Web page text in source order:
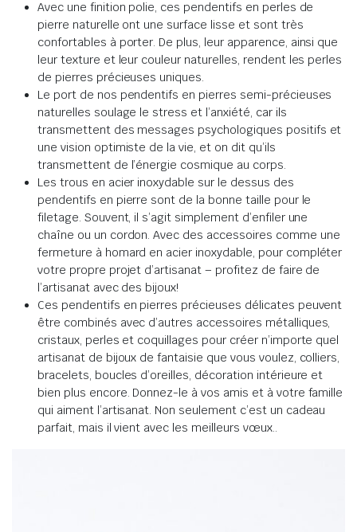
Avec une finition polie, ces pendentifs en perles de
pierre naturelle ont une surface lisse et sont très
confortables à porter. De plus, leur apparence, ainsi que
leur texture et leur couleur naturelles, rendent les perles
de pierres précieuses uniques.
Le port de nos pendentifs en pierres semi-précieuses
naturelles soulage le stress et l’anxiété, carils
transmettent des messages psychologiques positifs et
une vision optimiste de la vie, et on dit qu’ils
transmettent de l’énergie cosmique au corps.
Les trous en acier inoxydable sur le dessus des
pendentifs en pierre sont de la bonne taille pour le
filetage. Souvent, il s’agit simplement d’enfiler une
chaîne ou un cordon.Avec des accessoires comme une
fermeture à homard en acier inoxydable, pour compléter
votre propre projet d’artisanat – profitez de faire de
l’artisanat avec des bijoux!
Ces pendentifs en pierres précieuses délicates peuvent
être combinés avec d’autres accessoires métalliques,
cristaux, perles et coquillages pour créer n’importe quel
artisanat de bijoux de fantaisie que vous voulez, colliers,
bracelets, boucles d’oreilles, décoration intérieure et
bien plus encore. Donnez-le à vos amis et à votre famille
qui aiment l’artisanat. Non seulement c’est un cadeau
parfait, mais il vient avec les meilleurs vœux..